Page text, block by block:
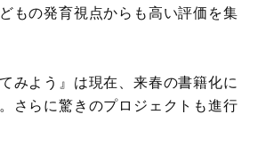
もの発育視点からも高い評価を集
みよう』は現在、来春の書籍化に
さらに驚きのプロジェクトも進行